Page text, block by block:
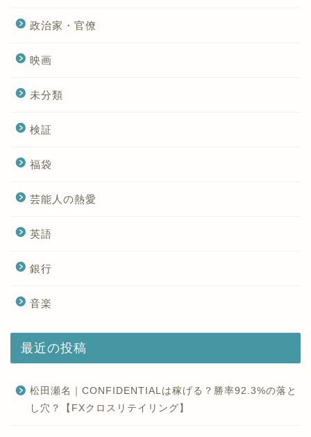
政治家・官僚
映画
未分類
検証
福袋
芸能人の熱愛
英語
銀行
音楽
最近の投稿
松田瀬名｜CONFIDENTIALは稼げる？勝率92.3%の落と
し穴？【FXクロスリテイリング】